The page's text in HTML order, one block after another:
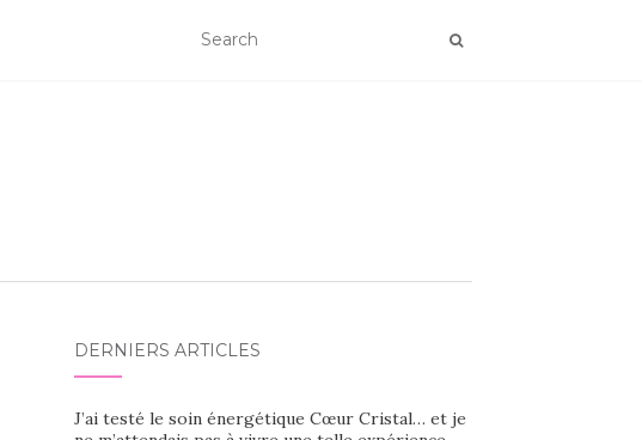
DERNIERS ARTICLES
J’ai testé le soin énergétique Cœur Cristal… et je